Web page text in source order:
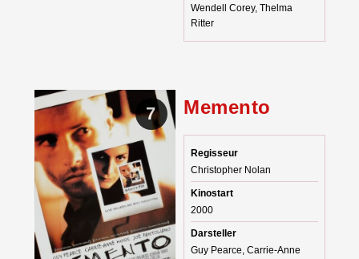
Wendell Corey, Thelma
Ritter
7 Memento
Regisseur
Christopher Nolan
Kinostart
2000
Darsteller
Guy Pearce, Carrie-Anne